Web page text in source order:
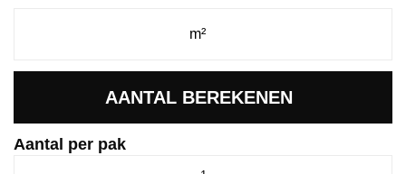
AANTAL BEREKENEN
Aantal per pak